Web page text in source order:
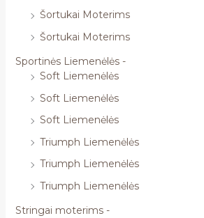
Šortukai Moterims
Šortukai Moterims
Sportinės Liemenėlės -
Soft Liemenėlės
Soft Liemenėlės
Soft Liemenėlės
Triumph Liemenėlės
Triumph Liemenėlės
Triumph Liemenėlės
Stringai moterims -